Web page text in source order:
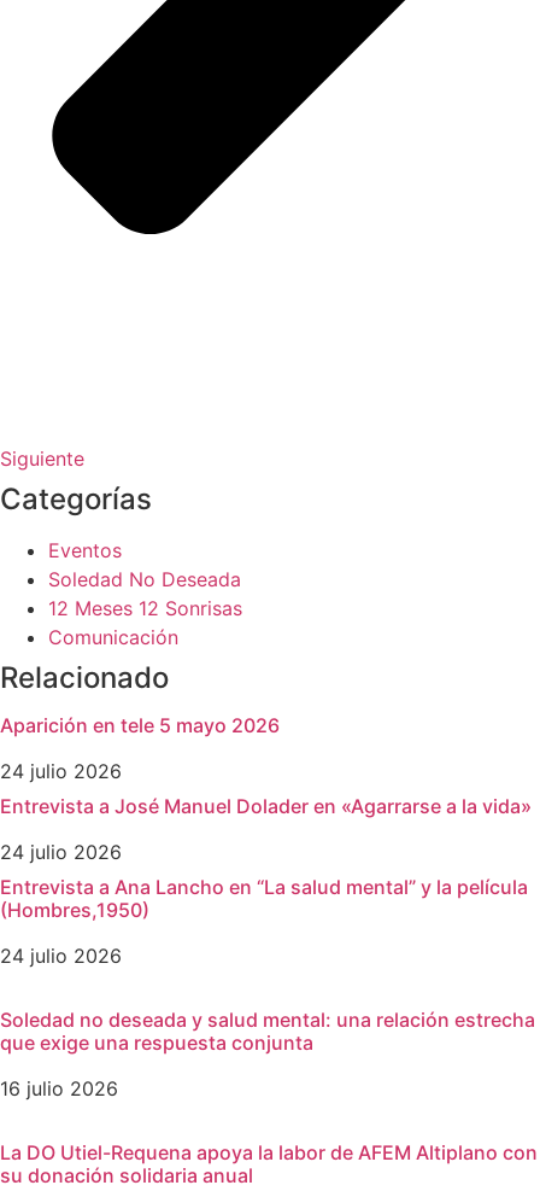
Siguiente
Categorías
Eventos
Soledad No Deseada
12 Meses 12 Sonrisas
Comunicación
Relacionado
Aparición en tele 5 mayo 2026
24 julio 2026
Entrevista a José Manuel Dolader en «Agarrarse a la vida»
24 julio 2026
Entrevista a Ana Lancho en “La salud mental” y la película
(Hombres,1950)
24 julio 2026
Soledad no deseada y salud mental: una relación estrecha
que exige una respuesta conjunta
16 julio 2026
La DO Utiel-Requena apoya la labor de AFEM Altiplano con
su donación solidaria anual